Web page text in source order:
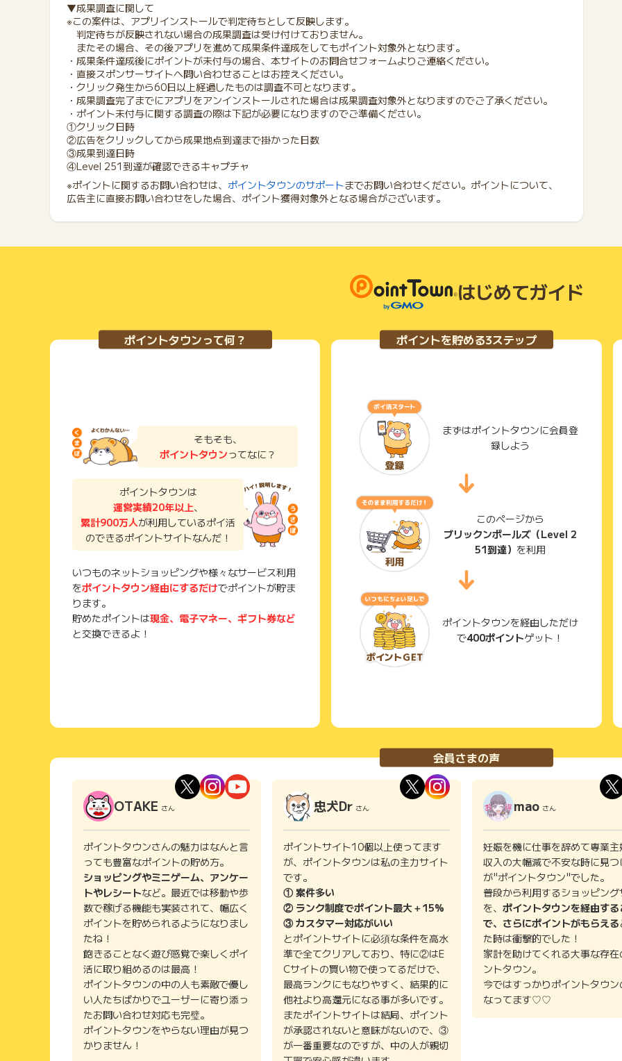
▼成果調査に関して
※この案件は、アプリインストールで判定待ちとして反映します。
判定待ちが反映されない場合の成果調査は受け付けておりません。
またその場合、その後アプリを進めて成果条件達成をしてもポイント対象外となります。
・成果条件達成後にポイントが未付与の場合、本サイトのお問合せフォームよりご連絡ください。
・直接スポンサーサイトへ問い合わせることはお控えください。
・クリック発生から60日以上経過したものは調査不可となります。
・成果調査完了までにアプリをアンインストールされた場合は成果調査対象外となりますのでご了承ください。
・ポイント未付与に関する調査の際は下記が必要になりますのでご準備ください。
①クリック日時
②広告をクリックしてから成果地点到達まで掛かった日数
③成果到達日時
④Level 251到達が確認できるキャプチャ
※ポイントに関するお問い合わせは、 ポイントタウンのサポートまでお問い合わせください。ポイントについて、
広告主に直接お問い合わせをした場合、ポイント獲得対象外となる場合がございます。
はじめてガイド
ポイントタウンって何？
そもそも、
ポイントタウンってなに？
ポイントタウンは
運営実績20年以上、
累計900万人が利用しているポイ活
のできるポイントサイトなんだ！
いつものネットショッピングや様々なサービス利用
をポイントタウン経由にするだけでポイントが貯ま
ります。
貯めたポイントは現金、電子マネー、ギフト券など
と交換できるよ！
ポイントを貯める3ステップ
まずはポイントタウンに会員登
録しよう
このページから
ブリックンボールズ（Level 2
51到達） を利用
ポイントタウンを経由しただけ
で400ポイントゲット！
会員さまの声
OTAKE さん
ポイントタウンさんの魅力はなんと言
っても豊富なポイントの貯め方。
ショッピングやミニゲーム、アンケー
トやレシートなど。最近では移動や歩
数で稼げる機能も実装されて、幅広く
ポイントを貯められるようになりまし
たね！
飽きることなく遊び感覚で楽しくポイ
活に取り組めるのは最高！
ポイントタウンの中の人も素敵で優し
い人たちばかりでユーザーに寄り添っ
たお問い合わせ対応も完璧。
ポイントタウンをやらない理由が見つ
かりません！
忠犬Dr さん
ポイントサイト10個以上使ってます
が、ポイントタウンは私の主力サイト
です。
① 案件多い
② ランク制度でポイント最大＋15%
③ カスタマー対応がいい
とポイントサイトに必須な条件を高水
準で全てクリアしており、特に②はE
Cサイトの買い物で使ってるだけで、
最高ランクにもなりやすく、結果的に
他社より高還元になる事が多いです。
またポイントサイトは結局、ポイント
が承認されないと意味がないので、③
が一番重要なのですが、中の人が親切
mao さん
妊娠を機に仕事を辞めて専業主
収入の大幅減で不安な時に見つ
が"ポイントタウン"でした。
普段から利用するショッピング
を、 ポイントタウンを経由する
で、さらにポイントがもらえる
た時は衝撃的でした！
家計を助けてくれる大事な存在
ントタウン。
今ではすっかりポイントタウン
なってます♡♡